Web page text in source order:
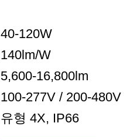
40-120W
140lm/W
5,600-16,800lm
100-277V / 200-480V
유형 4X, IP66